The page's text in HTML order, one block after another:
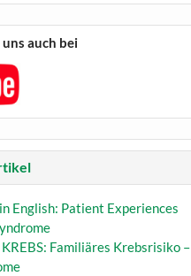
uns auch bei
English: Patient Experiences
Familiäres Krebsrisiko –